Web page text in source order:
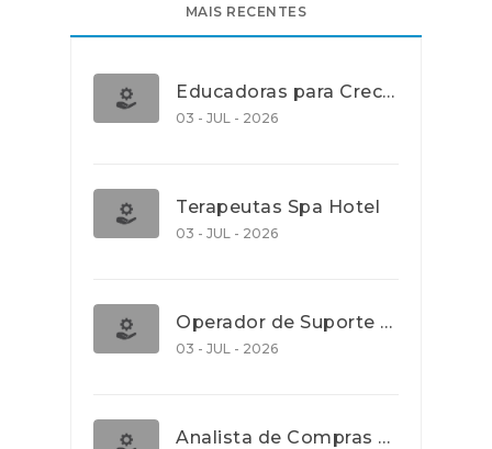
MAIS RECENTES
Educadoras para Creche e J.I., Lisboa
03 - JUL - 2026
Terapeutas Spa Hotel
03 - JUL - 2026
Operador de Suporte Operacional
03 - JUL - 2026
Analista de Compras e Contratos (Banca)